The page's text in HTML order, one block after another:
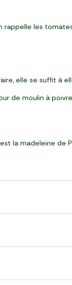
les
elle se suffit à
de moulin à
la madeleine de